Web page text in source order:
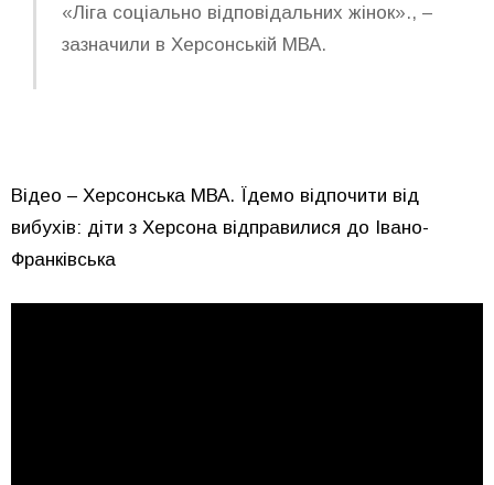
«Ліга соціально відповідальних жінок»., –
зазначили в Херсонській МВА.
Відео – Херсонська МВА. Їдемо відпочити від
вибухів: діти з Херсона відправилися до Івано-
Франківська